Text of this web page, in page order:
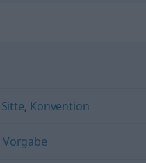
Sitte, Konvention
Vorgabe